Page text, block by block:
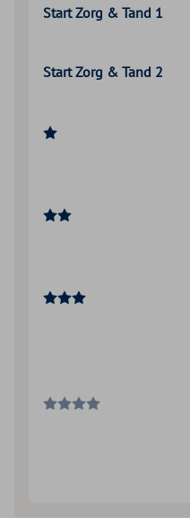
Start Zorg & Tand 1
Start Zorg & Tand 2